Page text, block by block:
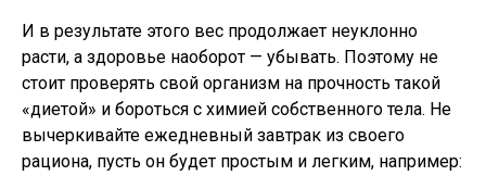
И в результате этого вес продолжает неуклонно
расти, а здоровье наоборот — убывать. Поэтому не
стоит проверять свой организм на прочность такой
«диетой» и бороться с химией собственного тела. Не
вычеркивайте ежедневный завтрак из своего
рациона, пусть он будет простым и легким, например: